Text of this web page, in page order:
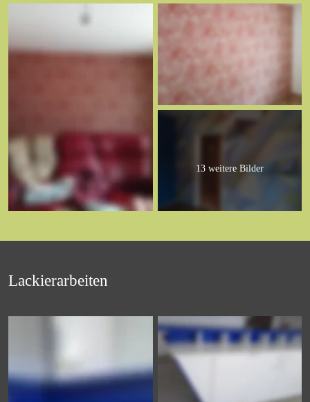
13 weitere Bilder
Lackierarbeiten